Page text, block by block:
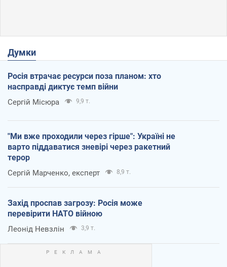
Думки
Росія втрачає ресурси поза планом: хто
насправді диктує темп війни
Сергій Місюра 9,9 т.
"Ми вже проходили через гірше": Україні не
варто піддаватися зневірі через ракетний
терор
Сергій Марченко, експерт 8,9 т.
Захід проспав загрозу: Росія може
перевірити НАТО війною
Леонід Невзлін 3,9 т.